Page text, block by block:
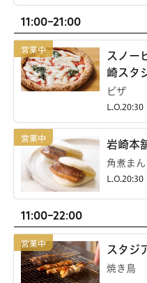
11:00-21:00
スノー
崎スタ
ピザ
L.O.20:30
岩崎本
角煮まん
L.O.20:30
11:00-22:00
スタジ
焼き鳥